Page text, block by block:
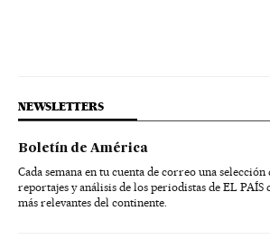
NEWSLETTERS
Boletín de América
Cada semana en tu cuenta de correo una selección
reportajes y análisis de los periodistas de EL PAÍS
más relevantes del continente.